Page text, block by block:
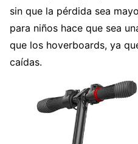
sin que la pérdida sea
para niños hace que sea
que los hoverboards, ya
caídas.